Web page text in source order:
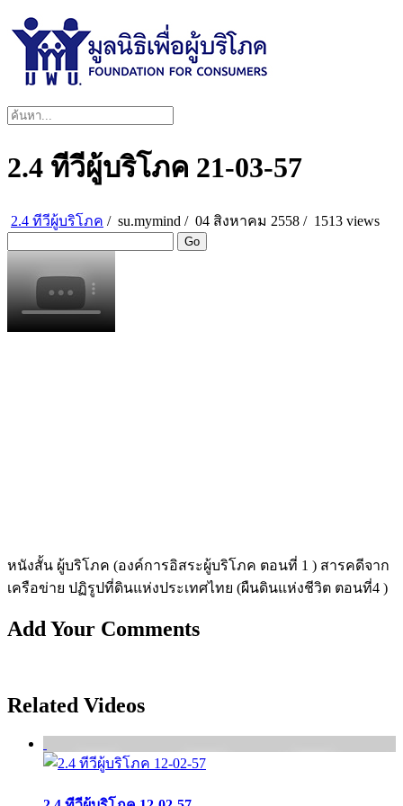
2.4 ทีวีผู้บริโภค 21-03-57
2.4 ทีวีผู้บริโภค / su.mymind / 04 สิงหาคม 2558 / 1513 views
Go
หนังสั้น ผู้บริโภค (องค์การอิสระผู้บริโภค ตอนที่ 1 ) สารคดีจาก
เครือข่าย ปฏิรูปที่ดินแห่งประเทศไทย (ผืนดินแห่งชีวิต ตอนที่4 )
Add Your Comments
Related Videos